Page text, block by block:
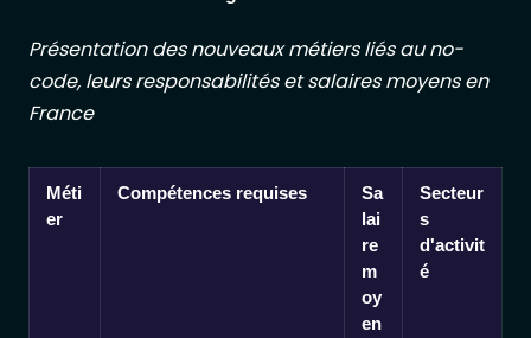
Présentation des nouveaux métiers liés au no-
code, leurs responsabilités et salaires moyens en
France
Méti
er
Compétences requises
Sa
lai
re
m
oy
en
Secteur
s
d'activit
é